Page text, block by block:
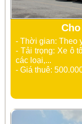
- Thời gian: Theo
- Tải trọng: Xe ô
các loại,...
- Giá thuê: